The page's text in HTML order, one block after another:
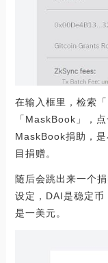
在输入框里，检索
「MaskBook」，
MaskBook捐助，
目捐赠。
随后会跳出来一个
设定，DAI是稳定
是一美元。